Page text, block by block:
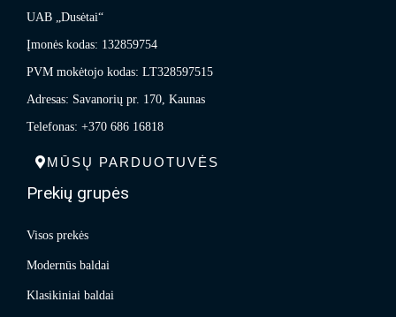
UAB „Dusėtai“
Įmonės kodas: 132859754
PVM mokėtojo kodas: LT328597515
Adresas: Savanorių pr. 170, Kaunas
Telefonas: +370 686 16818
MŪSŲ PARDUOTUVĖS
Prekių grupės
Visos prekės
Modernūs baldai
Klasikiniai baldai